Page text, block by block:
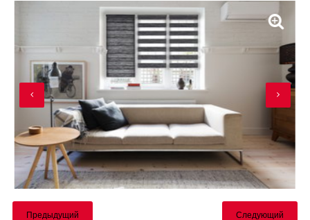
Предыдущий Следующий